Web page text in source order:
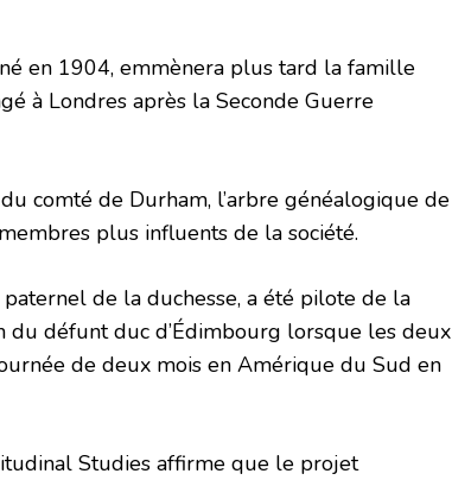
en 1904, emmènera plus tard la famille
à Londres après la Seconde Guerre
comté de Durham, l’arbre généalogique de
plus influents de la société.
de la duchesse, a été pilote de la
du défunt duc d’Édimbourg lorsque les deux
de deux mois en Amérique du Sud en
Studies affirme que le projet